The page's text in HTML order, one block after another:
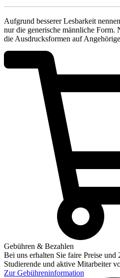
Aufgrund besserer Lesbarkeit
nur die generische männliche Form.
die Ausdrucksformen auf
Gebühren & Bezahlen
Bei uns erhalten Sie faire Preise und
Studierende und aktive Mitarbeiter
ZurGebühreninformation